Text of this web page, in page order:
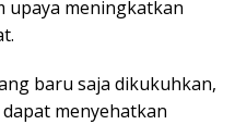
upaya meningkatkan
baru saja dikukuhkan,
menyehatkan